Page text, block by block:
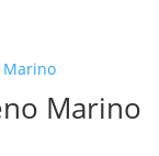
Marino